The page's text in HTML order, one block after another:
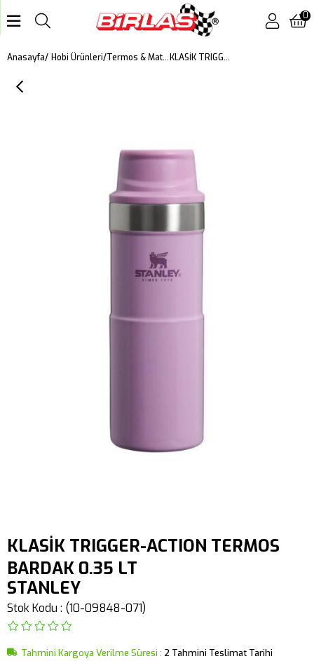
0
Anasayfa Hobi Ürünleri Termos & Mataralar KLASİK TRIGGER-ACTION TERMOS BARDAK 0.35 LT
KLASİK TRIGGER-ACTION TERMOS
BARDAK 0.35 LT
STANLEY
Stok Kodu (10-09848-071)
Tahmini Kargoya Verilme Süresi : 2 Tahmini Teslimat Tarihi